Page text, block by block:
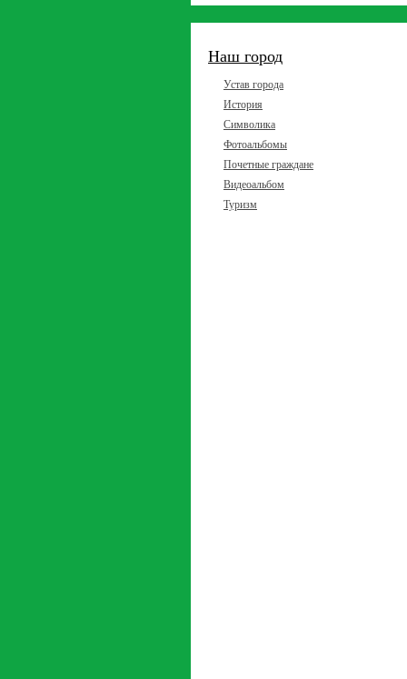
Наш город
Устав города
История
Символика
Фотоальбомы
Почетные граждане
Видеоальбом
Туризм